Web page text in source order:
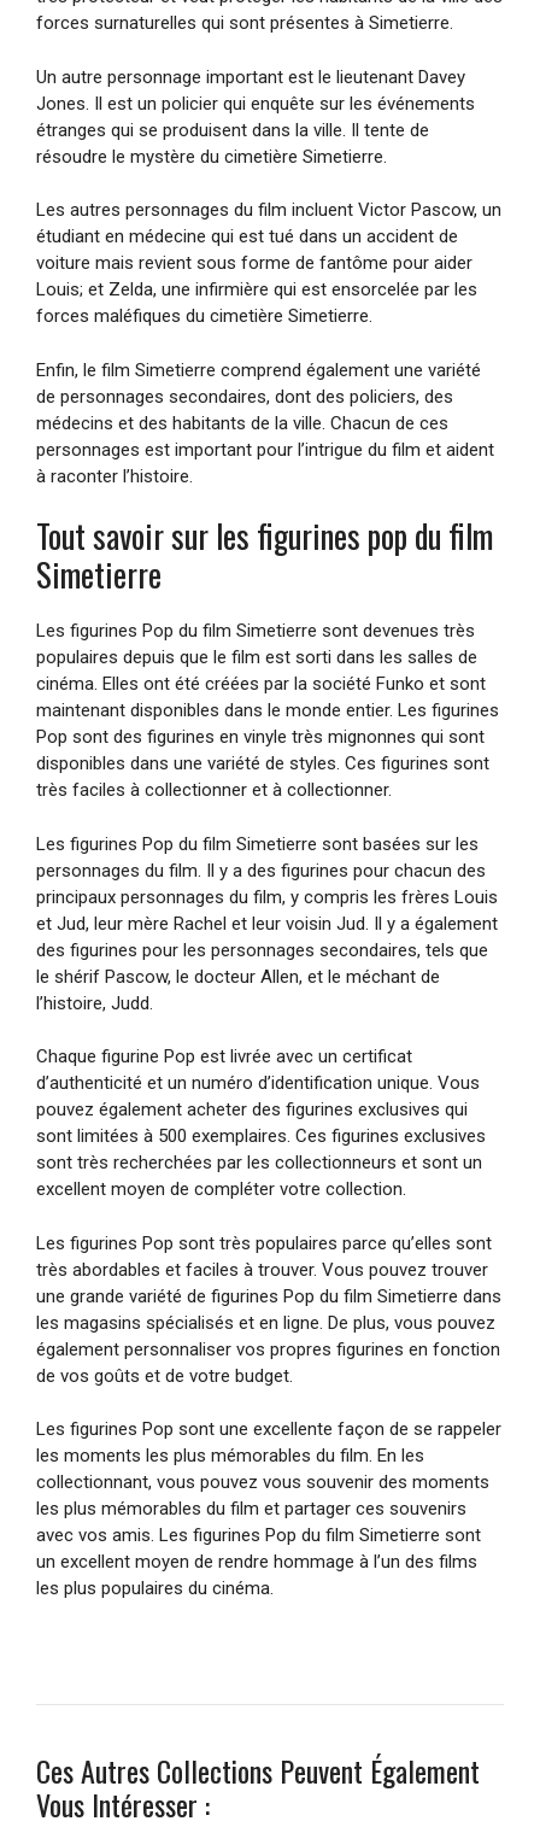
forces surnaturelles qui sont présentes à Simetierre.
Un autre personnage important est le lieutenant Davey
Jones. Il est un policier qui enquête sur les événements
étranges qui se produisent dans la ville. Il tente de
résoudre le mystère du cimetière Simetierre.
Les autres personnages du film incluent Victor Pascow, un
étudiant en médecine qui est tué dans un accident de
voiture mais revient sous forme de fantôme pour aider
Louis; et Zelda, une infirmière qui est ensorcelée par les
forces maléfiques du cimetière Simetierre.
Enfin, le film Simetierre comprend également une variété
de personnages secondaires, dont des policiers, des
médecins et des habitants de la ville. Chacun de ces
personnages est important pour l’intrigue du film et aident
à raconter l’histoire.
Tout savoir sur les figurines pop du film
Simetierre
Les figurines Pop du film Simetierre sont devenues très
populaires depuis que le film est sorti dans les salles de
cinéma. Elles ont été créées par la société Funko et sont
maintenant disponibles dans le monde entier. Les figurines
Pop sont des figurines en vinyle très mignonnes qui sont
disponibles dans une variété de styles. Ces figurines sont
très faciles à collectionner et à collectionner.
Les figurines Pop du film Simetierre sont basées sur les
personnages du film. Il y a des figurines pour chacun des
principaux personnages du film, y compris les frères Louis
et Jud, leur mère Rachel et leur voisin Jud. Il y a également
des figurines pour les personnages secondaires, tels que
le shérif Pascow, le docteur Allen, et le méchant de
l’histoire, Judd.
Chaque figurine Pop est livrée avec un certificat
d’authenticité et un numéro d’identification unique. Vous
pouvez également acheter des figurines exclusives qui
sont limitées à 500 exemplaires. Ces figurines exclusives
sont très recherchées par les collectionneurs et sont un
excellent moyen de compléter votre collection.
Les figurines Pop sont très populaires parce qu’elles sont
très abordables et faciles à trouver. Vous pouvez trouver
une grande variété de figurines Pop du film Simetierre dans
les magasins spécialisés et en ligne. De plus, vous pouvez
également personnaliser vos propres figurines en fonction
de vos goûts et de votre budget.
Les figurines Pop sont une excellente façon de se rappeler
les moments les plus mémorables du film. En les
collectionnant, vous pouvez vous souvenir des moments
les plus mémorables du film et partager ces souvenirs
avec vos amis. Les figurines Pop du film Simetierre sont
un excellent moyen de rendre hommage à l’un des films
les plus populaires du cinéma.
Ces Autres Collections Peuvent Également
Vous Intéresser :